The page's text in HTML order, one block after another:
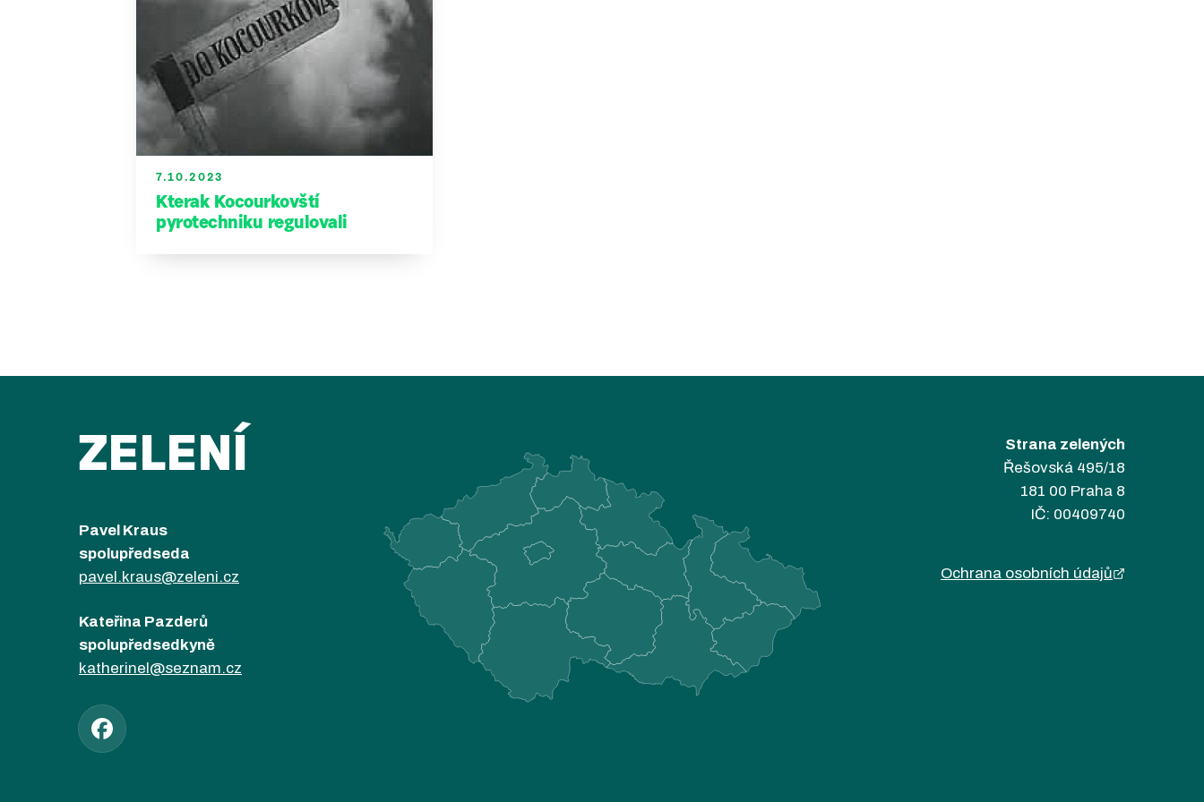
7.10.2023
Kterak Kocourkovští
pyrotechniku regulovali
ZELENÍ
Pavel Kraus
spolupředseda
pavel.kraus@zeleni.cz
Kateřina Pazderů
spolupředsedkyně
katherinel@seznam.cz
Strana zelených
Řešovská 495/18
181 00 Praha 8
IČ: 00409740
Ochrana osobních údajů